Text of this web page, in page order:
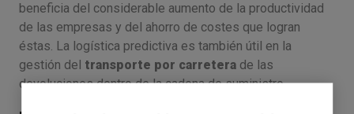
beneficia del considerable aumento de la productividad
de las empresas y del ahorro de costes que logran
éstas. La logística predictiva es también útil en la
gestión del transporte por carretera de las
devoluciones dentro de la cadena de suministro.